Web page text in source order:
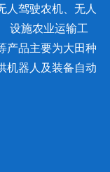
人驾驶农机、无人
设施农业运输工
产品主要为大田种
机器人及装备自动